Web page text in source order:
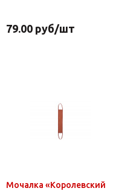
79.00руб/шт
Мочалка «Королевский